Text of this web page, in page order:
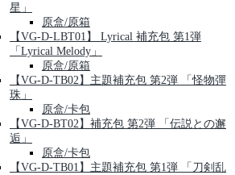
星」
原盒/原箱
【VG-D-LBT01】 Lyrical 補充包 第1弾
「Lyrical Melody」
原盒/原箱
【VG-D-TB02】主題補充包 第2弾 「怪物彈
珠」
原盒/卡包
【VG-D-BT02】補充包 第2弾 「伝説との邂
逅」
原盒/卡包
【VG-D-TB01】主題補充包 第1弾 「刀剣乱